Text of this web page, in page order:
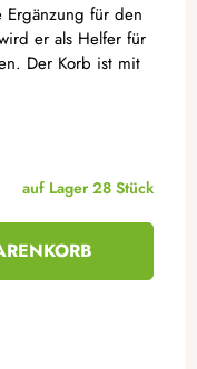
auf Lager 28 Stück
für den
er als Helfer für
Der Korb ist mit